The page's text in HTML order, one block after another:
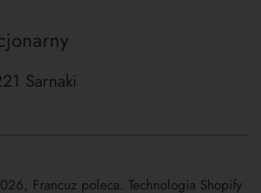
Sarnaki
Francuz poleca. Technologia Shopify